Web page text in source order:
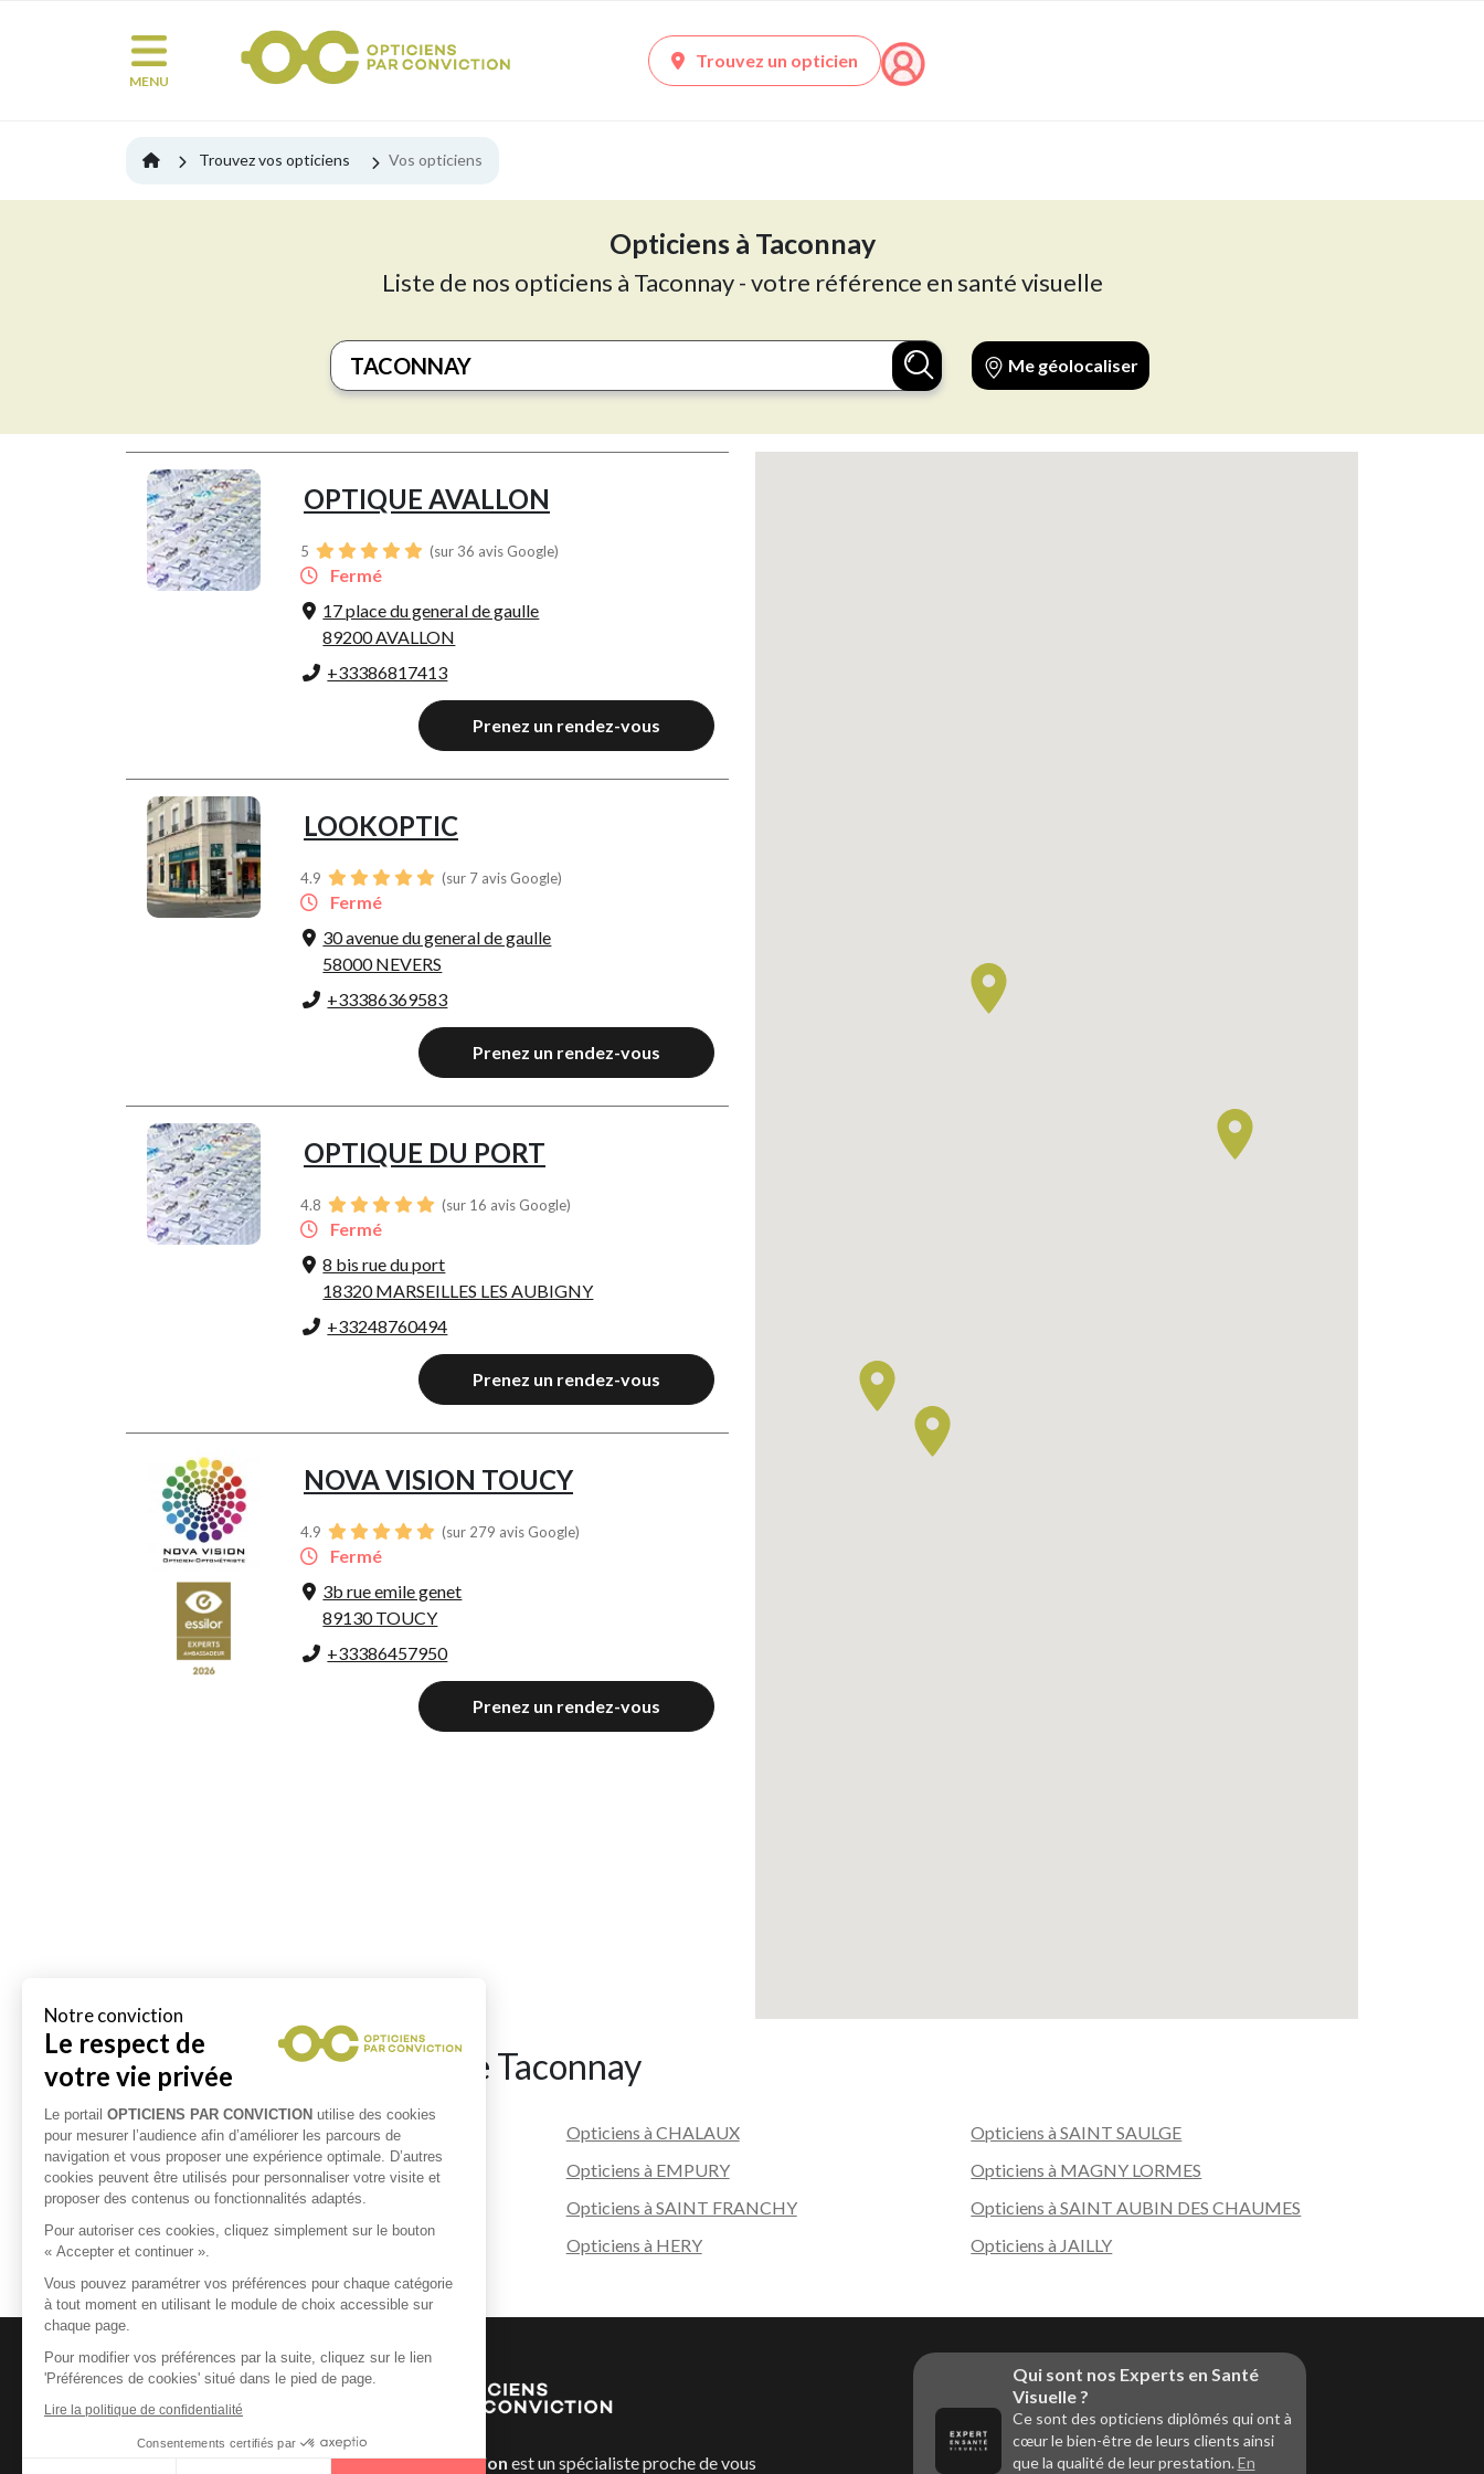
MENU
Trouvez un opticien
Trouvez vos opticiens Vos opticiens
Opticiens à Taconnay
Liste de nos opticiens à Taconnay - votre référence en santé visuelle
Me géolocaliser
OPTIQUE AVALLON
5 (sur 36 avis Google)
Fermé
17 place du general de gaulle
89200 AVALLON
+33386817413
Prenez un rendez-vous
LOOKOPTIC
4.9 (sur 7 avis Google)
Fermé
30 avenue du general de gaulle
58000 NEVERS
+33386369583
Prenez un rendez-vous
OPTIQUE DU PORT
4.8 (sur 16 avis Google)
Fermé
8 bis rue du port
18320 MARSEILLES LES AUBIGNY
+33248760494
Prenez un rendez-vous
NOVA VISION TOUCY
4.9 (sur 279 avis Google)
Fermé
3b rue emile genet
89130 TOUCY
+33386457950
Prenez un rendez-vous
Opticiens à proximité de Taconnay
Opticiens à NEUFFONTAINES
Opticiens à MOURON SUR YONNE
Opticiens à RUAGES
Opticiens à SAINTE MARIE
Opticiens à CHALAUX
Opticiens à EMPURY
Opticiens à SAINT FRANCHY
Opticiens à HERY
Opticiens à SAINT SAULGE
Opticiens à MAGNY LORMES
Opticiens à SAINT AUBIN DES CHAUMES
Opticiens à JAILLY
Un Opticien Par Conviction est un spécialiste proche de vous
Qui sont nos Experts en Santé
Visuelle ?
Ce sont des opticiens diplômés qui ont à
cœur le bien-être de leurs clients ainsi
que la qualité de leur prestation. En